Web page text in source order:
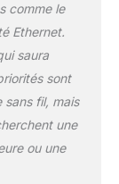
comme le
Ethernet.
saura
sont
sans fil, mais
une
ou une